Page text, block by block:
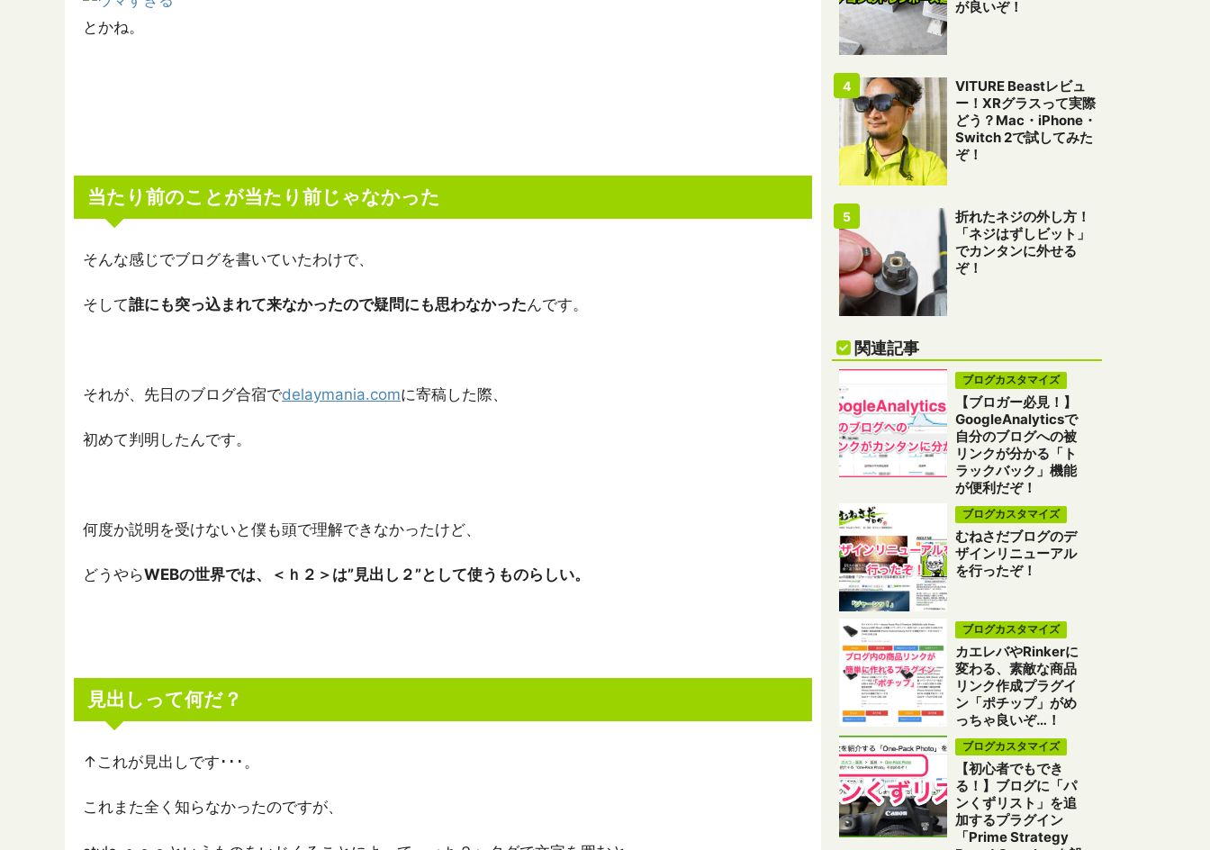
とかね。
当たり前のことが当たり前じゃなかった
そんな感じでブログを書いていたわけで、
そして誰にも突っ込まれて来なかったので疑問にも思わなかったんです。
それが、先日のブログ合宿でdelaymania.comに寄稿した際、
初めて判明したんです。
何度か説明を受けないと僕も頭で理解できなかったけど、
どうやらWEBの世界では、＜ｈ２＞は”見出し２”として使うものらしい。
見出しって何だ？
↑これが見出しです･･･。
これまた全く知らなかったのですが、
が良いぞ！
VITURE Beastレビュ
ー！XRグラスって実際
どう？Mac・iPhone・
Switch 2で試してみた
ぞ！
折れたネジの外し方！
「ネジはずしビット」
でカンタンに外せる
ぞ！
関連記事
ブログカスタマイズ
【ブロガー必見！】
GoogleAnalyticsで
自分のブログへの被
リンクが分かる「ト
ラックバック」機能
が便利だぞ！
ブログカスタマイズ
むねさだブログのデ
ザインリニューアル
を行ったぞ！
ブログカスタマイズ
カエレバやRinkerに
変わる、素敵な商品
リンク作成プラグイ
ン「ポチップ」がめ
っちゃ良いぞ…！
ブログカスタマイズ
【初心者でもでき
る！】ブログに「パ
ンくずリスト」を追
加するプラグイン
「Prime Strategy